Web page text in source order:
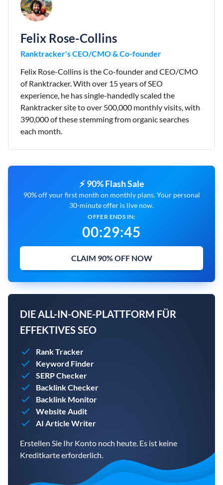
Felix Rose-Collins
Ranktracker's CEO/CMO & Co-founder
Felix Rose-Collins is the Co-founder and CEO/CMO
of Ranktracker. With over 15 years of SEO
experience, he has single-handedly scaled the
Ranktracker site to over 500,000 monthly visits, with
390,000 of these stemming from organic searches
each month.
⚡ 90% Flash Sale
90% off your first month on monthly plans. Your personal
30-minute offer is live now.
OFFER ENDS IN:
00:29:44
CLAIM 90% OFF NOW
DIE ALL-IN-ONE-PLATTFORM FÜR
EFFEKTIVES SEO
Rank Tracker
Keyword Finder
SERP Checker
Backlink Checker
Backlink Monitor
Website Audit
AI Article Writer
Erstellen Sie Ihr Konto noch heute. Es ist keine
Kreditkarte erforderlich.